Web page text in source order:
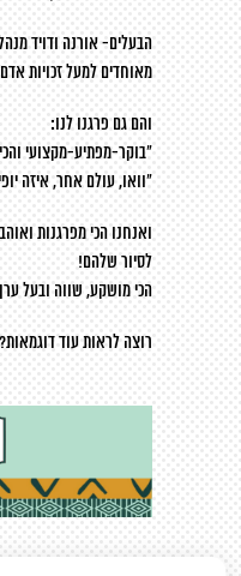
הבעלים- אורנה ודויד
מאוחדים למעל זכויות אדם
והם גם פרגנו לנו:
"בוקר-מפתיע-מקצועי
"וואו, עולם אחר, איזה
ואנחנו הכי מפרגנות
לסיור שלהם!
הכי מושקע, שווה ובעל
רוצה לראות עוד דוגמאות?